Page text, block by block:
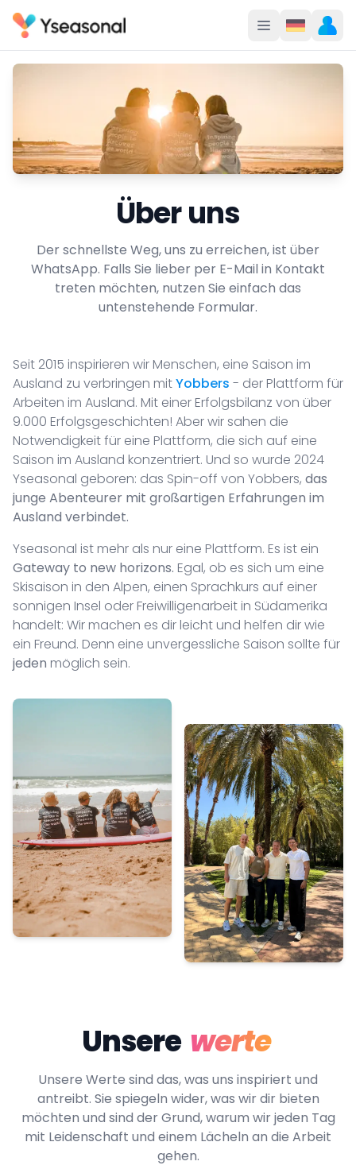
Über uns
Der schnellste Weg, uns zu erreichen, ist über
WhatsApp. Falls Sie lieber per E-Mail in Kontakt
treten möchten, nutzen Sie einfach das
untenstehende Formular.
Seit 2015 inspirieren wir Menschen, eine Saison im
Ausland zu verbringen mitYobbers - der Plattform für
Arbeiten im Ausland. Mit einer Erfolgsbilanz von über
9.000 Erfolgsgeschichten! Aber wir sahen die
Notwendigkeit für eine Plattform, die sich auf eine
Saison im Ausland konzentriert. Und so wurde 2024
Yseasonal geboren: das Spin-off von Yobbers, das
junge Abenteurer mit großartigen Erfahrungen im
Ausland verbindet.
Yseasonal ist mehr als nur eine Plattform. Es ist ein
Gateway to new horizons. Egal, ob es sich um eine
Skisaison in den Alpen, einen Sprachkurs auf einer
sonnigen Insel oder Freiwilligenarbeit in Südamerika
handelt: Wir machen es dir leicht und helfen dir wie
ein Freund. Denn eine unvergessliche Saison sollte für
jeden möglich sein.
Unsere werte
Unsere Werte sind das, was uns inspiriert und
antreibt. Sie spiegeln wider, was wir dir bieten
möchten und sind der Grund, warum wir jeden Tag
mit Leidenschaft und einem Lächeln an die Arbeit
gehen.